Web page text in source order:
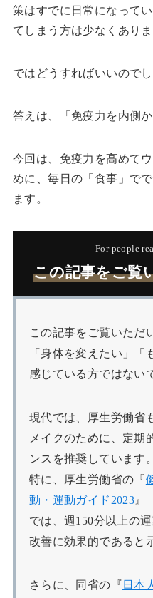
策はすでに日常になって
てしまう方は少なくありま
ではどうすればいいので
答えは、「免疫力を内側
今回は、免疫力を高めて
めに、毎日の「食事」で
ます。
For people
この記事をご覧
この記事をご覧いただ
「身体を変えたい」「
感じている方ではない
現代では、厚生労働省
メイクのために、定期
ンスを推奨しています。
特に、厚生労働省の『
動・運動ガイド2023 』
では、週150分以上の
改善に効果的であると
さらに、同省の『 日本